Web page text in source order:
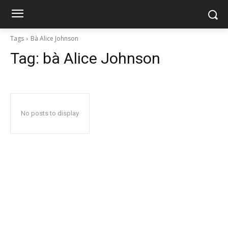
Tags Bà Alice Johnson
Tag: bà Alice Johnson
No posts to display